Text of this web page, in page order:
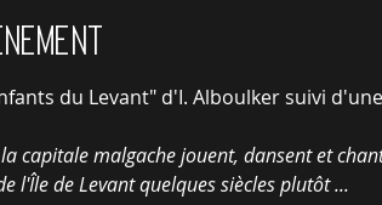
du Levant" d'I. Alboulker suivi
capitale malgache jouent, dansent et
l'Île de Levant quelques siècles plutôt ...